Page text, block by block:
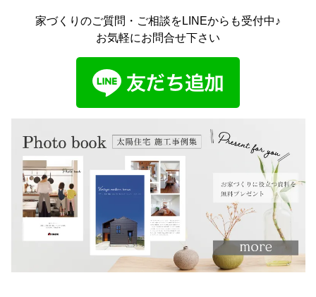
家づくりのご質問・ご相談をLINEからも受付中♪
お気軽にお問合せ下さい